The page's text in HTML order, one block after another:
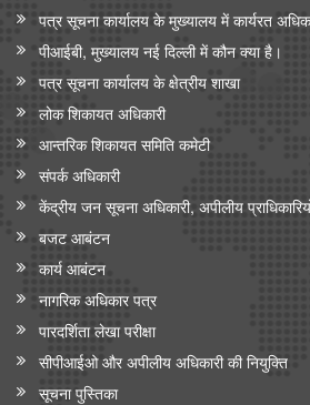
पत्र सूचना कार्यालय के मुख्यालय में कार्यरत
पीआईबी, मुख्यालय नई दिल्ली में कौन क्या है।
पत्र सूचना कार्यालय के क्षेत्रीय शाखा
लोक शिकायत अधिकारी
आन्‍तरिक शिकायत समिति कमेटी
संपर्क अधिकारी
केंद्रीय जन सूचना अधिकारी, अपीलीय
बजट आबंटन
कार्य आबंटन
नागरिक अधिकार पत्र
पारदर्शिता लेखा परीक्षा
सीपीआईओ और अपी‍लीय अधिकारी की नियुक्ति
सूचना पुस्तिका